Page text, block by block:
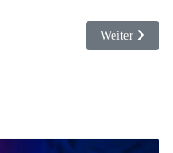
Güçlü Performans
Nächster
Weiter